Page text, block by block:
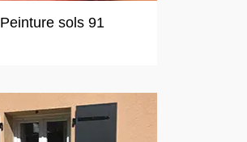
Peinture sols 91